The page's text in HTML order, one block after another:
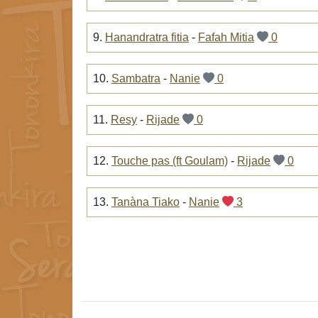
9. Hanandratra fitia - Fafah Mitia 0
10. Sambatra - Nanie 0
11. Resy - Rijade 0
12. Touche pas (ft Goulam) - Rijade 0
13. Tanàna Tiako - Nanie 3